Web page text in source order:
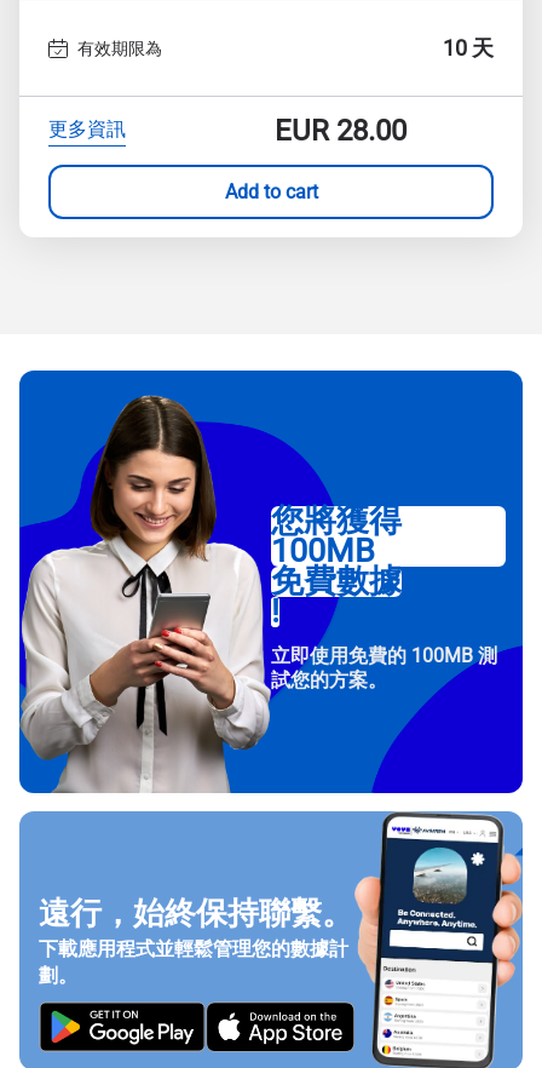
有效期限為 10 天
更多資訊 EUR28.00
Add to cart
您將獲得
100MB
免費數據
!
立即使用免費的 100MB 測
試您的方案。
遠行，始終保持聯繫。
下載應用程式並輕鬆管理您的數據計
劃。